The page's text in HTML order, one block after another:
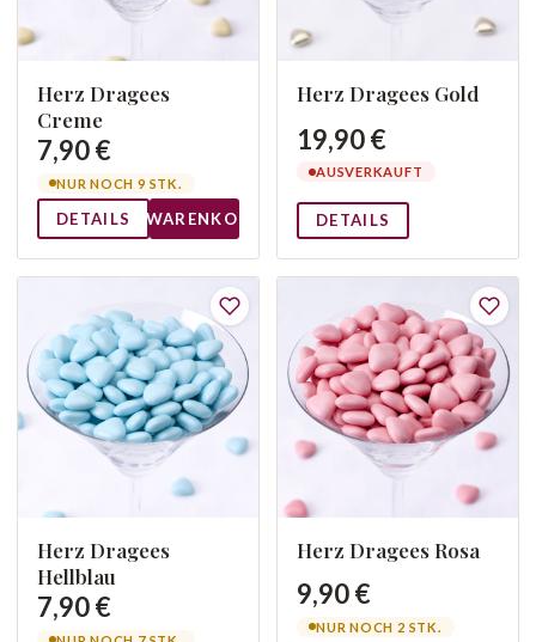
Herz Dragees
Creme
7,90 €
NUR NOCH 9 STK.
DETAILS WARENKORB
Herz Dragees Gold
19,90 €
AUSVERKAUFT
DETAILS
Herz Dragees
Hellblau
7,90 €
Herz Dragees Rosa
9,90 €
NUR NOCH 2 STK.